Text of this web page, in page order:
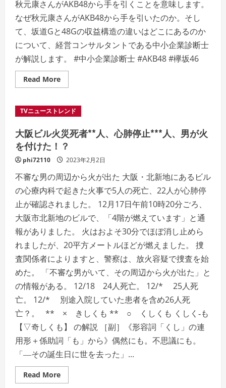
秋元康さんがAKB48から手を引くことを意味します。
なぜ秋元康さんがAKB48から手を引いたのか。そし
て、坂道Gと48Gの収益構造の違いはどこにあるのか
について、経営コンサルタントである中小企業診断士
が解説します。 #中小企業診断士 #AKB48 #欅坂46
Read MoreRead
more
か
る
坂
46、
儲
か
ら
な
AKB48】
AKS
が
AKB48
を
手
放
し
た
理
由
に
つ
い
て、
経
営
コ
ン
サ
タ
ン
ト
が
解
説
し
ま
す
TVニューストレンド
大阪ビル火災死者**人、心肺停止***人、男が火
を付けた！？
phi72110 2023年2月2日
不審な男の周辺から火が出た 大阪・北新地にあるビル
の心療内科で起きた火事で5人の死亡、22人が心肺停
止が確認されました。 12月17日午前10時20分ごろ、
大阪市北新地のビルで、「4階が燃えています」と通
報がありました。 火はおよそ30分でほぼ消し止めら
れましたが、20平方メートルほどが燃えました。 捜
査関係者によりますと、警察は、放火容疑で捜査を始
めた。 「不審な男がいて、その周辺から火が出た」と
の情報がある。 12/18 24人死亡。 12/* 25人死
亡。 12/* 別途入院していた患者を含め26人死
亡？。 ** × きしくも ** ○ くしくも くしく‐も
【▽奇しくも】 の解説 ［副］《形容詞「くし」の連
用形＋係助詞「も」から》偶然にも。不思議にも。
「―その誕生日に世を去った」...
Read MoreRead
more